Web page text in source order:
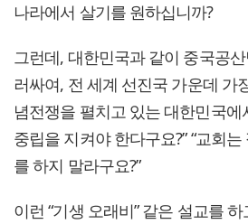
나라에서 살기를 원하십니까?
그런데, 대한민국과 같이 중국공
러싸여, 전 세계 선진국 가운데 가
념전쟁을 펼치고 있는 대한민국에
중립을 지켜야 한다구요?” “교회
를 하지 말라구요?”
이런 “기생 오래비” 같은 설교를